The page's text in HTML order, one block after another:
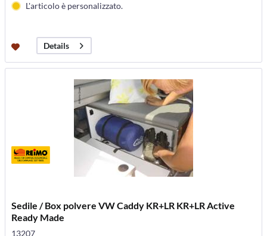
L'articolo è personalizzato.
Details
Sedile / Box polvere VW Caddy KR+LR KR+LR Active
Ready Made
13207